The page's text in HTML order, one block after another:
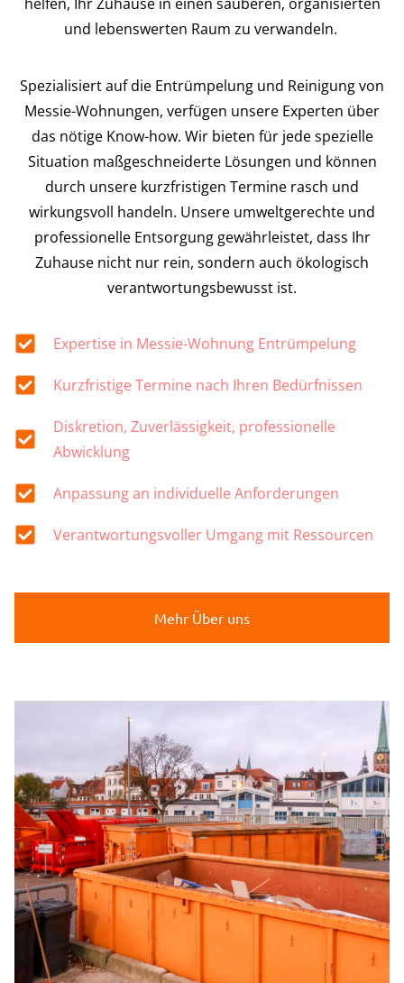
helfen, Ihr Zuhause in einen sauberen, organisierten
und lebenswerten Raum zu verwandeln.
Spezialisiert auf die Entrümpelung und Reinigung von
Messie-Wohnungen, verfügen unsere Experten über
das nötige Know-how. Wir bieten für jede spezielle
Situation maßgeschneiderte Lösungen und können
durch unsere kurzfristigen Termine rasch und
wirkungsvoll handeln. Unsere umweltgerechte und
professionelle Entsorgung gewährleistet, dass Ihr
Zuhause nicht nur rein, sondern auch ökologisch
verantwortungsbewusst ist.
Expertise in Messie-Wohnung Entrümpelung
Kurzfristige Termine nach Ihren Bedürfnissen
Diskretion, Zuverlässigkeit, professionelle
Abwicklung
Anpassung an individuelle Anforderungen
Verantwortungsvoller Umgang mit Ressourcen
Mehr Über uns